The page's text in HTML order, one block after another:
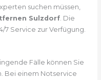
suchen müssen,
Sulzdorf. Die
Service zur Verfügung.
Fälle können Sie
Bei einem Notservice